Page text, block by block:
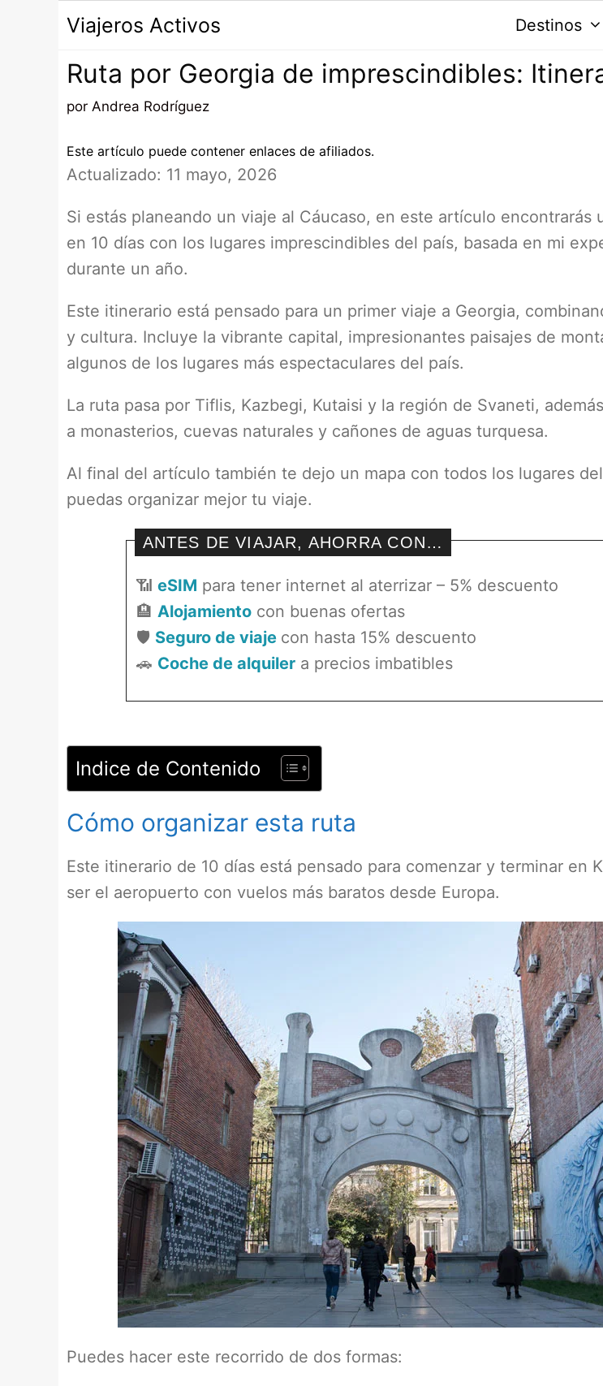
contenido
Viajeros Activos Destinos
Ruta por Georgia de imprescindibles:
por Andrea Rodríguez
Este artículo puede contener enlaces de afiliados.
Actualizado: 11 mayo, 2026
Si estás planeando un viaje al Cáucaso, en este artículo encontrarás
en 10 días con los lugares imprescindibles del país, basada en mi
durante un año.
Este itinerario está pensado para un primer viaje a Georgia,
y cultura. Incluye la vibrante capital, impresionantes paisajes de
algunos de los lugares más espectaculares del país.
La ruta pasa por Tiflis, Kazbegi, Kutaisi y la región de Svaneti,
a monasterios, cuevas naturales y cañones de aguas turquesa.
Al final del artículo también te dejo un mapa con todos los lugares
puedas organizar mejor tu viaje.
ANTES DE VIAJAR, AHORRA CON…
📶 eSIM para tener internet al aterrizar – 5% descuento
🏨 Alojamiento con buenas ofertas
🛡️ Seguro de viaje con hasta 15% descuento
🚗 Coche de alquilera precios imbatibles
Indice de Contenido
Cómo organizar esta ruta
Este itinerario de 10 días está pensado para comenzar y terminar en
ser el aeropuerto con vuelos más baratos desde Europa.
Puedes hacer este recorrido de dos formas: